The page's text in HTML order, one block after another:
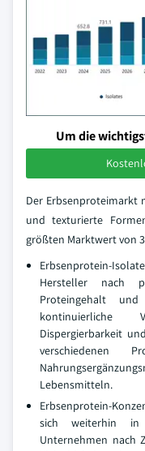
Um die
Der Erbsenproteimarkt
und texturierte
größten Marktwert von
Erbsenprotein-
Hersteller nach
Proteingehalt
kontinuierliche
Dispergierbarkeit
verschiedenen
Lebensmitteln.
Erbsenprotein-
sich weiterhin in
Unternehmen nach